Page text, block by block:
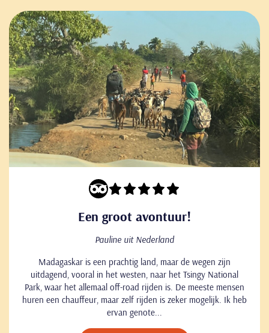
Een groot avontuur!
Pauline uit Nederland
Madagaskar is een prachtig land, maar de wegen zijn
uitdagend, vooral in het westen, naar het Tsingy National
Park, waar het allemaal off-road rijden is. De meeste mensen
huren een chauffeur, maar zelf rijden is zeker mogelijk. Ik heb
ervan genote...